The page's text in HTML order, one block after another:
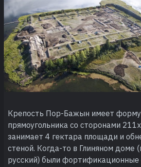
Крепость Пор-Бажын имеет форму
прямоугольника со сторонами
занимает 4 гектара площади и
стеной. Когда-то в Глиняном доме
русский) были фортификационные